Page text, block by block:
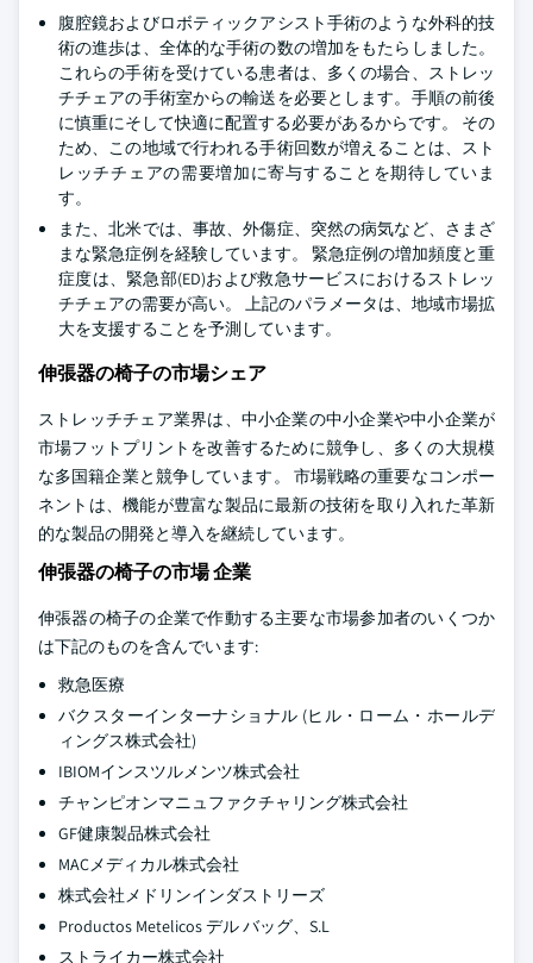
腹腔鏡およびロボティックアシスト手術のような外科的技
術の進歩は、全体的な手術の数の増加をもたらしました。
これらの手術を受けている患者は、多くの場合、ストレッ
チチェアの手術室からの輸送を必要とします。手順の前後
に慎重にそして快適に配置する必要があるからです。 その
ため、この地域で行われる手術回数が増えることは、スト
レッチチェアの需要増加に寄与することを期待していま
す。
また、北米では、事故、外傷症、突然の病気など、さまざ
まな緊急症例を経験しています。 緊急症例の増加頻度と重
症度は、緊急部(ED)および救急サービスにおけるストレッ
チチェアの需要が高い。 上記のパラメータは、地域市場拡
大を支援することを予測しています。
伸張器の椅子の市場シェア
ストレッチチェア業界は、中小企業の中小企業や中小企業が
市場フットプリントを改善するために競争し、多くの大規模
な多国籍企業と競争しています。 市場戦略の重要なコンポー
ネントは、機能が豊富な製品に最新の技術を取り入れた革新
的な製品の開発と導入を継続しています。
伸張器の椅子の市場 企業
伸張器の椅子の企業で作動する主要な市場参加者のいくつか
は下記のものを含んでいます:
救急医療
バクスターインターナショナル (ヒル・ローム・ホールデ
ィングス株式会社)
IBIOMインスツルメンツ株式会社
チャンピオンマニュファクチャリング株式会社
GF健康製品株式会社
MACメディカル株式会社
株式会社メドリンインダストリーズ
Productos Metelicos デル バッグ、S.L
ストライカー株式会社